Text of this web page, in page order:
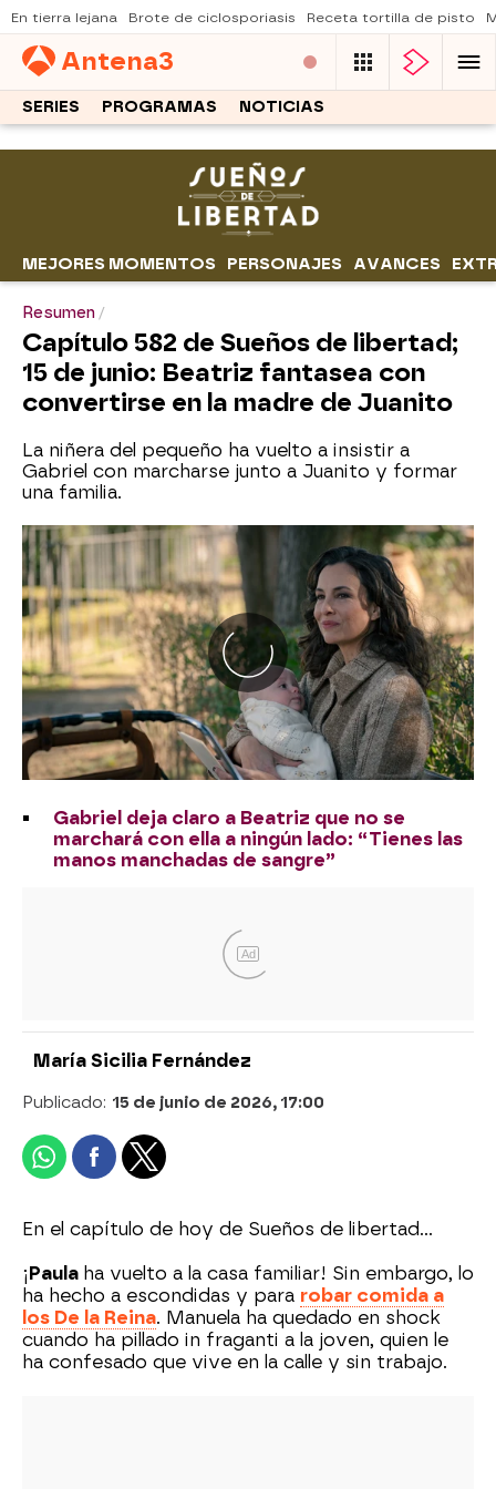
En tierra lejana Brote de ciclosporiasis Receta tortilla de pisto
Antena3
SERIES PROGRAMAS NOTICIAS
MEJORES MOMENTOS PERSONAJES AVANCES
Resumen
Capítulo 582 de Sueños de libertad;
15 de junio: Beatriz fantasea con
convertirse en la madre de Juanito
La niñera del pequeño ha vuelto a insistir a
Gabriel con marcharse junto a Juanito y formar
una familia.
Gabriel deja claro a Beatriz que no se
marchará con ella a ningún lado: “Tienes las
manos manchadas de sangre”
Ad
María Sicilia Fernández
Publicado: 15 de junio de 2026, 17:00
En el capítulo de hoy de Sueños de libertad...
¡Paula ha vuelto a la casa familiar! Sin embargo, lo
ha hecho a escondidas y para robar comida a
los De la Reina. Manuela ha quedado en shock
cuando ha pillado in fraganti a la joven, quien le
ha confesado que vive en la calle y sin trabajo.